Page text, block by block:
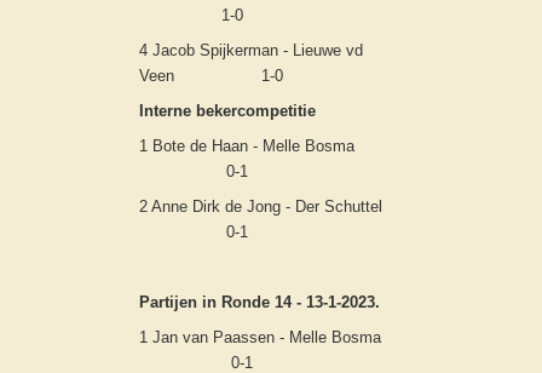
1-0
4 Jacob Spijkerman - Lieuwe vd
Veen 1-0
Interne bekercompetitie
1 Bote de Haan - Melle Bosma
0-1
2 Anne Dirk de Jong - Der Schuttel
0-1
Partijen in Ronde 14 - 13-1-2023.
1 Jan van Paassen - Melle Bosma
0-1